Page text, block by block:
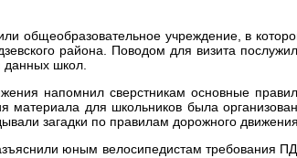
общеобразовательное учреждение, в
района. Поводом для визита
данных школ.
напомнил сверстникам основные
материала для школьников была
загадки по правилам дорожного движения.
юным велосипедистам требования